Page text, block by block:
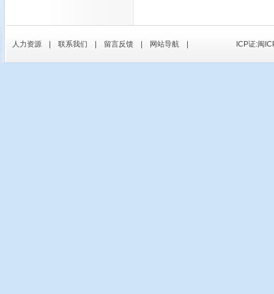
人力资源 联系我们 留言反馈 网站导航 ICP证:闽